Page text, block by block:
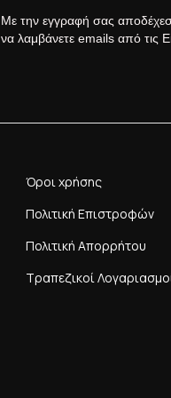
Με την εγγραφή σας
να λαμβάνετε emails από τις
Όροι χρήσης
Πολιτική Επιστροφών
Πολιτική Απορρήτου
Τραπεζικοί